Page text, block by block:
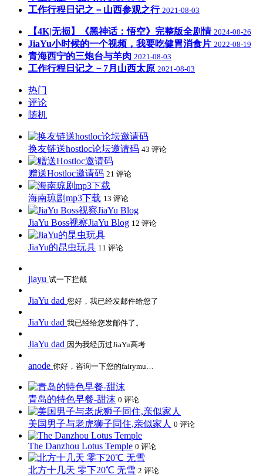
工作行程日记之－山西参观之行 2021-08-03
【4K|无损】《黑神话：悟空》完整版全剧情 2024-08-26
JiaYu小时候的一个视频，我要吃健胃消食片 2022-08-19
青海西宁的三炮台与羊肉 2021-08-03
工作行程日记之－7月山西太原 2021-08-03
热门
评论
随机
换友链送hostloc论坛邀请码 43 评论
赠送Hostloc邀请码 21 评论
海南琼剧mp3下载 13 评论
JiaYu Boss视察JiaYu Blog 12 评论
JiaYu的昆虫玩具 11 评论
jiayu 试一下拦截
JiaYu dad 您好，我已经发邮件给您了
JiaYu dad 我已经给您发邮件了。
JiaYu dad 因为我经历过JiaYu高考
anode 你好，咨询一下您的fairymu…
青岛的特色早餐-甜沫 0 评论
美国男子与老虎狮子同住,亲似家人 0 评论
The Danzhou Lotus Temple 0 评论
北方十几天 零下20℃ 无雪 2 评论